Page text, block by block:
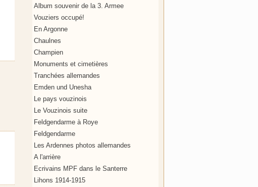
Album souvenir de la 3. Armee
Vouziers occupé!
En Argonne
Chaulnes
Champien
Monuments et cimetières
Tranchées allemandes
Emden und Unesha
Le pays vouzinois
Le Vouzinois suite
Feldgendarme à Roye
Feldgendarme
Les Ardennes photos allemandes
A l'arrière
Ecrivains MPF dans le Santerre
Lihons 1914-1915